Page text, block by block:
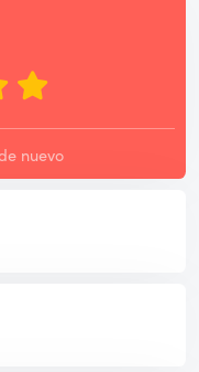
nuevo